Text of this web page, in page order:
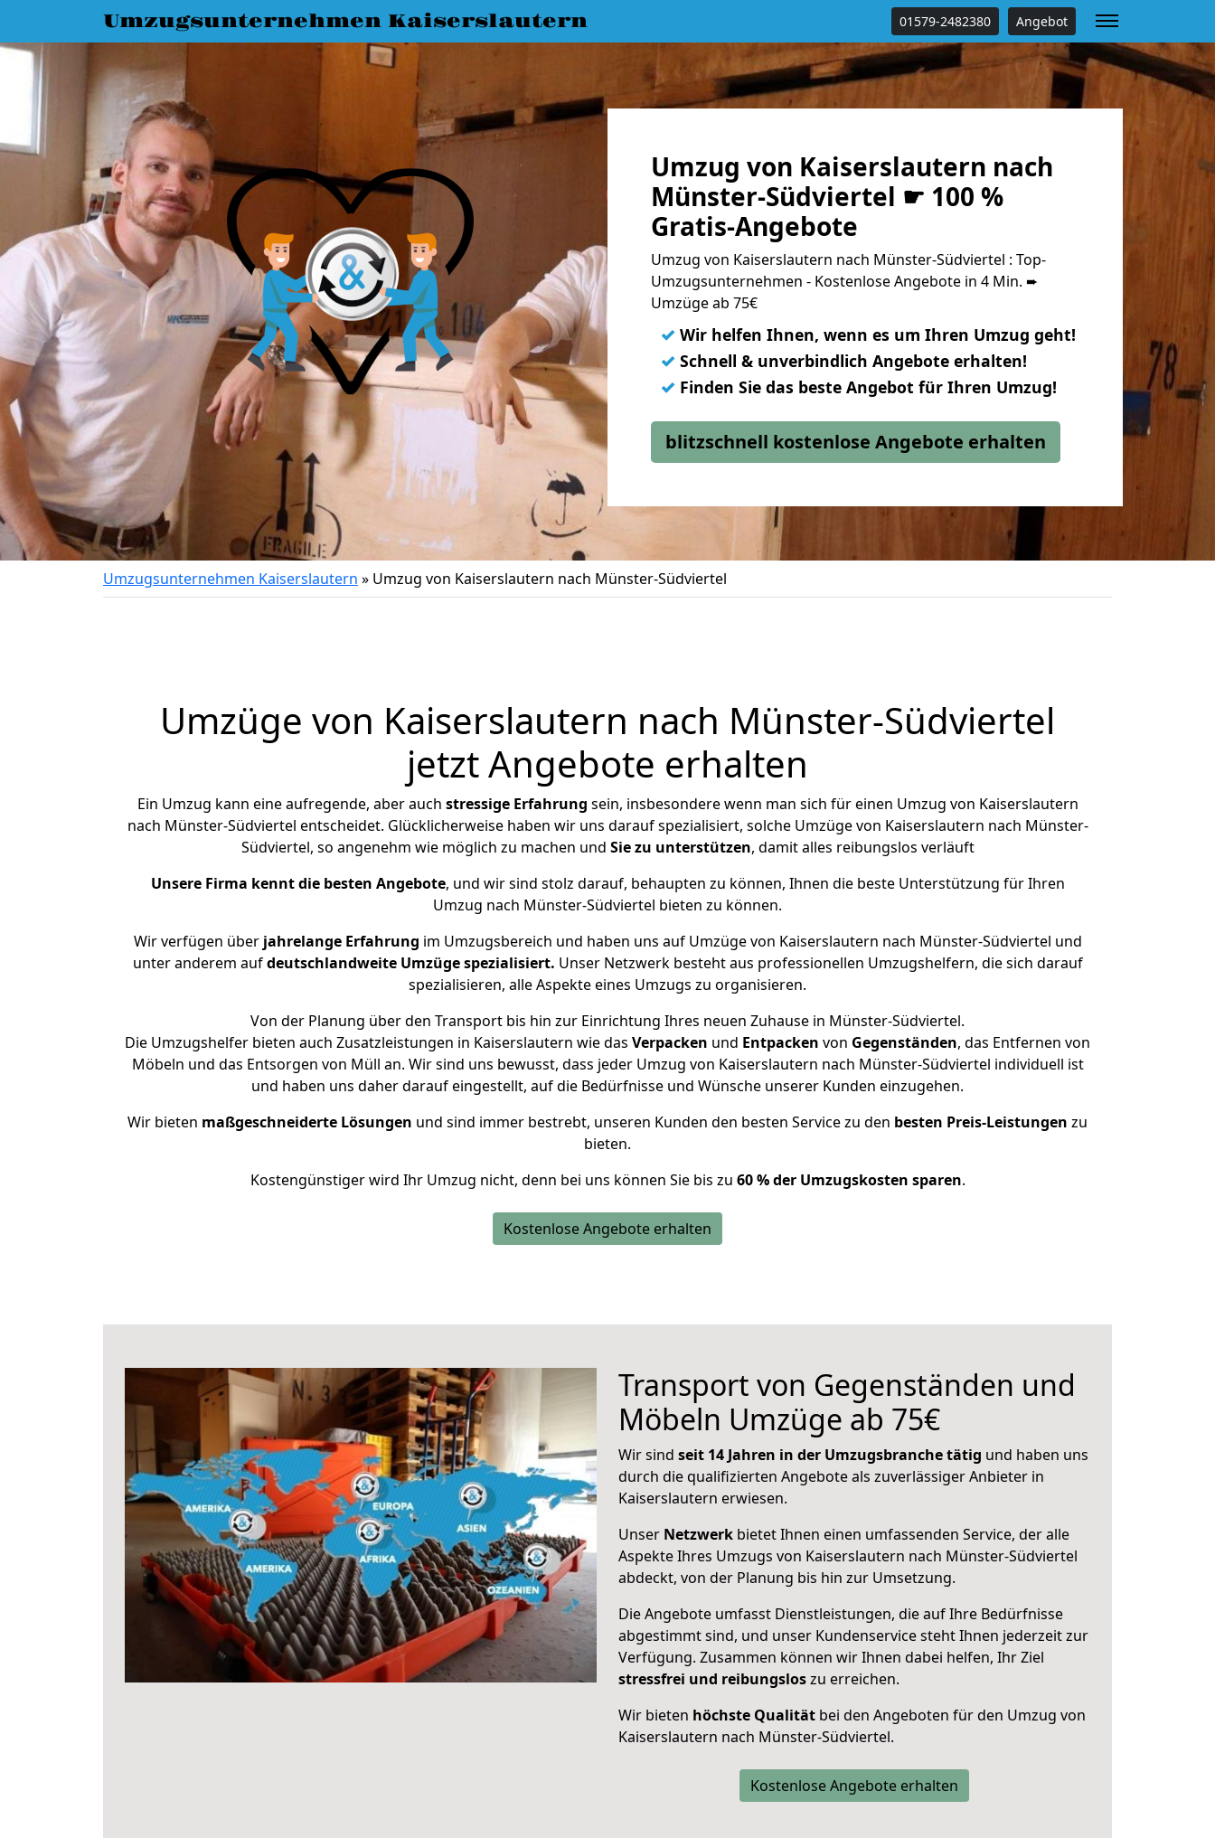
Umzugsunternehmen Kaiserslautern 01579-2482380 Angebot
Umzug von Kaiserslautern nach
Münster-Südviertel ☛ 100 %
Gratis-Angebote
Umzug von Kaiserslautern nach Münster-Südviertel : Top-
Umzugsunternehmen - Kostenlose Angebote in 4 Min. ➨
Umzüge ab 75€
✓ Wir helfen Ihnen, wenn es um Ihren Umzug geht!
✓ Schnell & unverbindlich Angebote erhalten!
✓ Finden Sie das beste Angebot für Ihren Umzug!
blitzschnell kostenlose Angebote erhalten
Umzugsunternehmen Kaiserslautern » Umzug von Kaiserslautern nach Münster-Südviertel
Umzüge von Kaiserslautern nach Münster-Südviertel
jetzt Angebote erhalten
Ein Umzug kann eine aufregende, aber auch stressige Erfahrung sein, insbesondere wenn man sich für einen Umzug von Kaiserslautern
nach Münster-Südviertel entscheidet. Glücklicherweise haben wir uns darauf spezialisiert, solche Umzüge von Kaiserslautern nach Münster-
Südviertel, so angenehm wie möglich zu machen und Sie zu unterstützen, damit alles reibungslos verläuft
Unsere Firma kennt die besten Angebote, und wir sind stolz darauf, behaupten zu können, Ihnen die beste Unterstützung für Ihren
Umzug nach Münster-Südviertel bieten zu können.
Wir verfügen überjahrelange Erfahrung im Umzugsbereich und haben uns auf Umzüge von Kaiserslautern nach Münster-Südviertel und
unter anderem aufdeutschlandweite Umzüge spezialisiert. Unser Netzwerk besteht aus professionellen Umzugshelfern, die sich darauf
spezialisieren, alle Aspekte eines Umzugs zu organisieren.
Von der Planung über den Transport bis hin zur Einrichtung Ihres neuen Zuhause in Münster-Südviertel.
Die Umzugshelfer bieten auch Zusatzleistungen in Kaiserslautern wie das Verpacken und Entpacken von Gegenständen, das Entfernen von
Möbeln und das Entsorgen von Müll an. Wir sind uns bewusst, dass jeder Umzug von Kaiserslautern nach Münster-Südviertel individuell ist
und haben uns daher darauf eingestellt, auf die Bedürfnisse und Wünsche unserer Kunden einzugehen.
Wir bieten maßgeschneiderte Lösungen und sind immer bestrebt, unseren Kunden den besten Service zu den besten Preis-Leistungen zu
bieten.
Kostengünstiger wird Ihr Umzug nicht, denn bei uns können Sie bis zu 60 % der Umzugskosten sparen.
Kostenlose Angebote erhalten
Transport von Gegenständen und
Möbeln Umzüge ab 75€
Wir sind seit 14 Jahren in der Umzugsbranche tätig und haben uns
durch die qualifizierten Angebote als zuverlässiger Anbieter in
Kaiserslautern erwiesen.
Unser Netzwerk bietet Ihnen einen umfassenden Service, der alle
Aspekte Ihres Umzugs von Kaiserslautern nach Münster-Südviertel
abdeckt, von der Planung bis hin zur Umsetzung.
Die Angebote umfasst Dienstleistungen, die auf Ihre Bedürfnisse
abgestimmt sind, und unser Kundenservice steht Ihnen jederzeit zur
Verfügung. Zusammen können wir Ihnen dabei helfen, Ihr Ziel
stressfrei und reibungsloszu erreichen.
Wir bieten höchste Qualität bei den Angeboten für den Umzug von
Kaiserslautern nach Münster-Südviertel.
Kostenlose Angebote erhalten